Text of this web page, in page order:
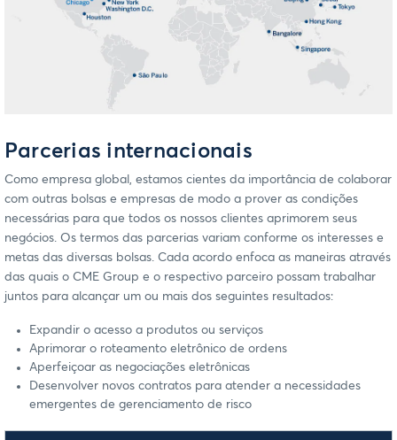
Parcerias internacionais
Como empresa global, estamos cientes da importância de colaborar
com outras bolsas e empresas de modo a prover as condições
necessárias para que todos os nossos clientes aprimorem seus
negócios. Os termos das parcerias variam conforme os interesses e
metas das diversas bolsas. Cada acordo enfoca as maneiras através
das quais o CME Group e o respectivo parceiro possam trabalhar
juntos para alcançar um ou mais dos seguintes resultados:
Expandir o acesso a produtos ou serviços
Aprimorar o roteamento eletrônico de ordens
Aperfeiçoar as negociações eletrônicas
Desenvolver novos contratos para atender a necessidades
emergentes de gerenciamento de risco